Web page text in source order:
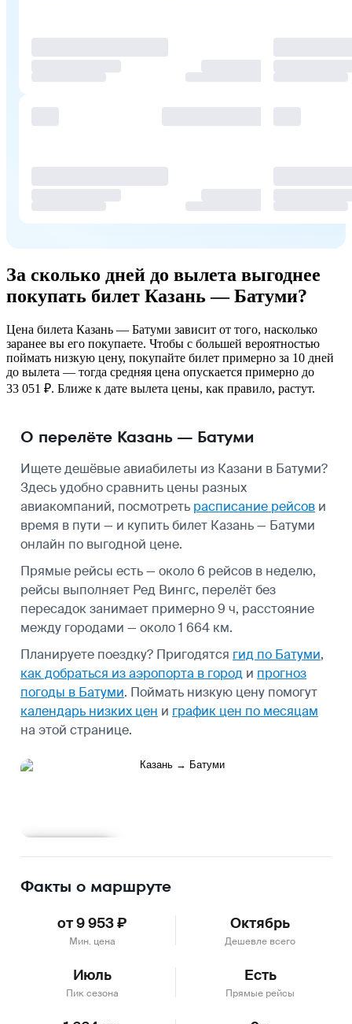
За сколько дней до вылета выгоднее
покупать билет Казань — Батуми?
Цена билета Казань — Батуми зависит от того, насколько
заранее вы его покупаете. Чтобы с большей вероятностью
поймать низкую цену, покупайте билет примерно за 10 дней
до вылета — тогда средняя цена опускается примерно до
33 051 ₽. Ближе к дате вылета цены, как правило, растут.
О перелёте Казань — Батуми
Ищете дешёвые авиабилеты из Казани в Батуми?
Здесь удобно сравнить цены разных
авиакомпаний, посмотреть расписание рейсов и
время в пути — и купить билет Казань — Батуми
онлайн по выгодной цене.
Прямые рейсы есть — около 6 рейсов в неделю,
рейсы выполняет Ред Вингс, перелёт без
пересадок занимает примерно 9 ч, расстояние
между городами — около 1 664 км.
Планируете поездку? Пригодятся гид по Батуми,
как добраться из аэропорта в город и прогноз
погоды в Батуми. Поймать низкую цену помогут
календарь низких цен и график цен по месяцам
на этой странице.
Факты о маршруте
от 9 953 ₽
Мин. цена
Октябрь
Дешевле всего
Июль
Пик сезона
Есть
Прямые рейсы